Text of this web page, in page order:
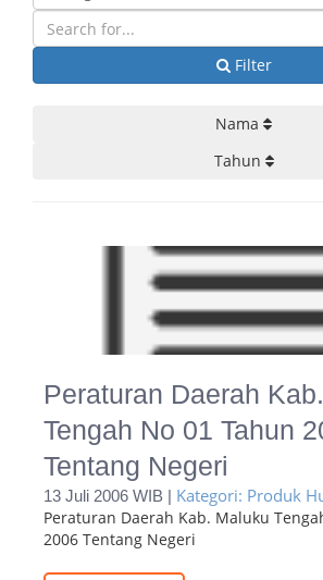
Filter
Nama
Tahun
Peraturan Daerah
Tengah No 01 Tahun
Tentang Negeri
13 Juli 2006 WIB | Kategori: Produk
Peraturan Daerah Kab. Maluku
2006 Tentang Negeri